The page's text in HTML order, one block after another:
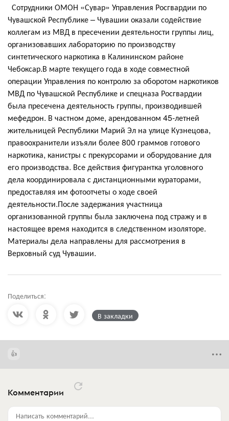
Сотрудники ОМОН «Сувар» Управления Росгвардии по
Чувашской Республике – Чувашии оказали содействие
коллегам из МВД в пресечении деятельности группы лиц,
организовавших лабораторию по производству
синтетического наркотика в Калининском районе
Чебоксар.В марте текущего года в ходе совместной
операции Управления по контролю за оборотом наркотиков
МВД по Чувашской Республике и спецназа Росгвардии
была пресечена деятельность группы, производившей
мефедрон. В частном доме, арендованном 45-летней
жительницей Республики Марий Эл на улице Кузнецова,
правоохранители изъяли более 800 граммов готового
наркотика, канистры с прекурсорами и оборудование для
его производства. Все действия фигурантка уголовного
дела координировала с дистанционными кураторами,
предоставляя им фотоотчеты о ходе своей
деятельности.После задержания участница
организованной группы была заключена под стражу и в
настоящее время находится в следственном изоляторе.
Материалы дела направлены для рассмотрения в
Верховный суд Чувашии.
Поделиться:
В закладки
Комментарии
Написать комментарий...